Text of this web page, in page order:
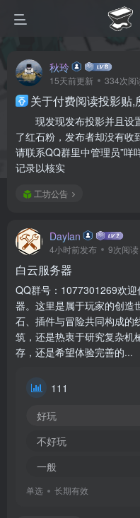
秋玲
15天前更新 334次阅
关于付费阅读投影贴
现发现发布投影并且设
了红石粉，发布者却没有
请联系QQ群里中管理员”咩
记录以核实
工坊公告
Daylan
4小时前发布 9次阅读
白云服务器
QQ群号：1077301269欢
器。这里是属于玩家的创造
石、插件与冒险共同构成的
筑，还是热衷于研究复杂机
存，还是希望体验完善的...
111
好玩
不好玩
一般
单选 长期有效